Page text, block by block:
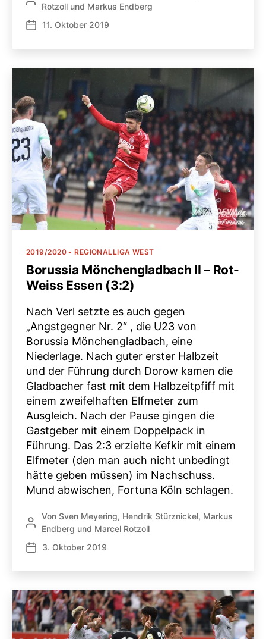
Rotzoll und Markus Endberg
Veröffentlichungsdatum
11. Oktober 2019
Kategorien
2019/2020 - REGIONALLIGA WEST
Borussia Mönchengladbach II – Rot-
Weiss Essen (3:2)
Nach Verl setzte es auch gegen
„Angstgegner Nr. 2“ , die U23 von
Borussia Mönchengladbach, eine
Niederlage. Nach guter erster Halbzeit
und der Führung durch Dorow kamen die
Gladbacher fast mit dem Halbzeitpfiff mit
einem zweifelhaften Elfmeter zum
Ausgleich. Nach der Pause gingen die
Gastgeber mit einem Doppelpack in
Führung. Das 2:3 erzielte Kefkir mit einem
Elfmeter (den man auch nicht unbedingt
hätte geben müssen) im Nachschuss.
Mund abwischen, Fortuna Köln schlagen.
Beitragsautor
Von Sven Meyering, Hendrik Stürznickel, Markus
Endberg und Marcel Rotzoll
Veröffentlichungsdatum
3. Oktober 2019